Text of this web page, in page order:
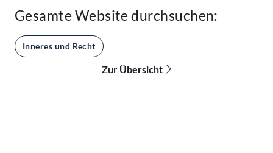
Gesamte Website durchsuchen:
Inneres und Recht
Zur Übersicht